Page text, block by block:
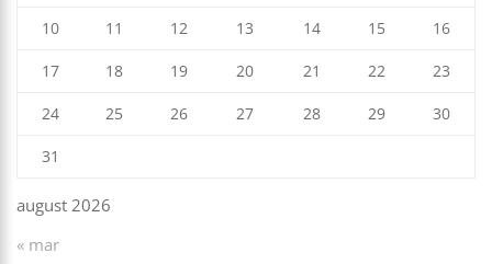
august 2026
10 11 12 13 14 15 16
17 18 19 20 21 22 23
24 25 26 27 28 29 30
31
« mar